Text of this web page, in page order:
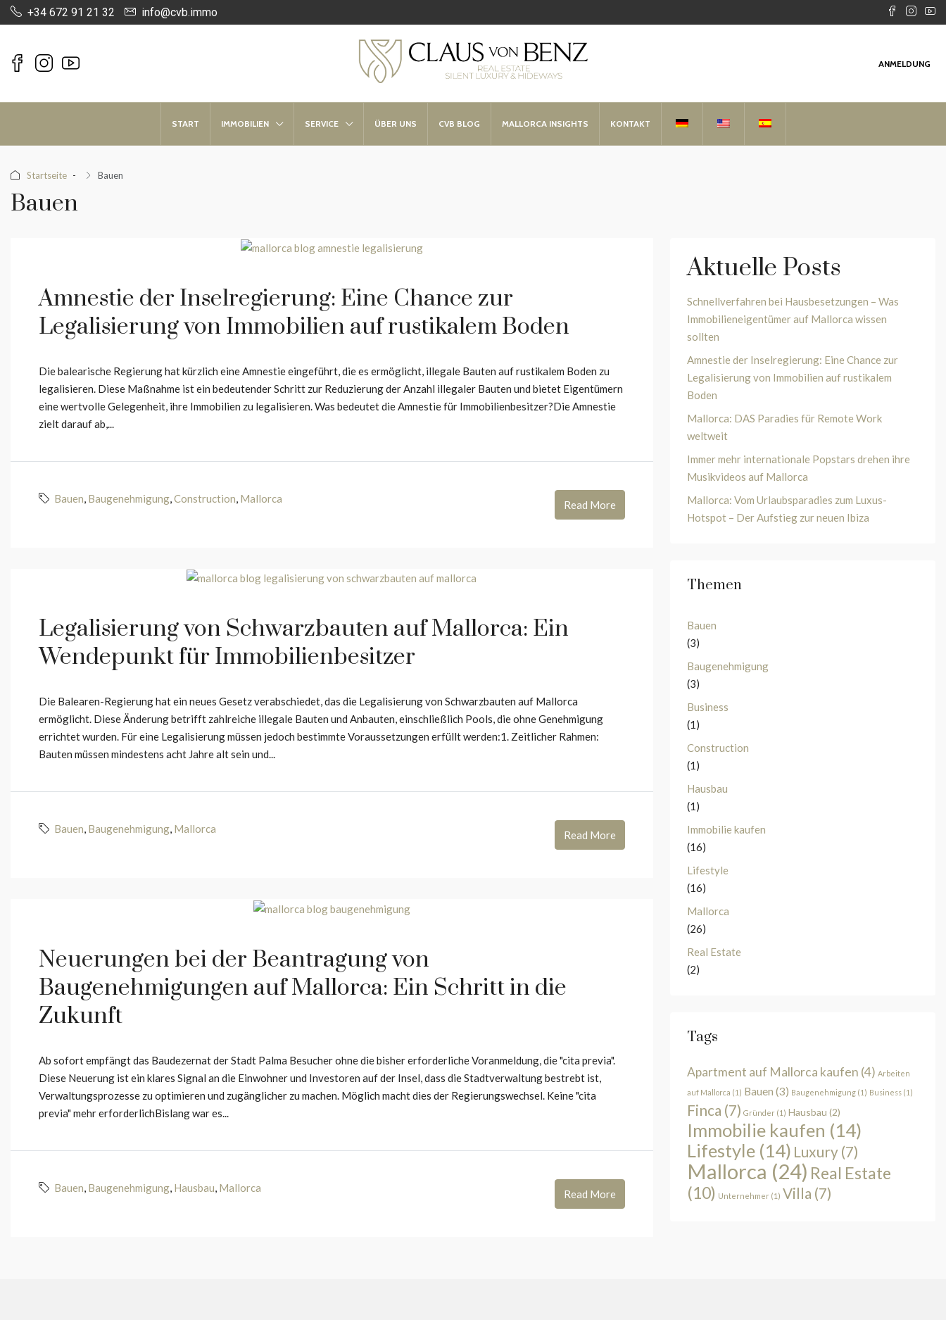
+34 672 91 21 32 info@cvb.immo
ANMELDUNG
START IMMOBILIEN SERVICE ÜBER UNS CVB BLOG MALLORCA INSIGHTS KONTAKT
Startseite Bauen
Bauen
Amnestie der Inselregierung: Eine Chance zur
Legalisierung von Immobilien auf rustikalem Boden
Die balearische Regierung hat kürzlich eine Amnestie eingeführt, die es ermöglicht, illegale Bauten auf rustikalem Boden zu
legalisieren. Diese Maßnahme ist ein bedeutender Schritt zur Reduzierung der Anzahl illegaler Bauten und bietet Eigentümern
eine wertvolle Gelegenheit, ihre Immobilien zu legalisieren. Was bedeutet die Amnestie für Immobilienbesitzer?Die Amnestie
zielt darauf ab,...
Bauen, Baugenehmigung,Construction, Mallorca Read More
Legalisierung von Schwarzbauten auf Mallorca: Ein
Wendepunkt für Immobilienbesitzer
Die Balearen-Regierung hat ein neues Gesetz verabschiedet, das die Legalisierung von Schwarzbauten auf Mallorca
ermöglicht. Diese Änderung betrifft zahlreiche illegale Bauten und Anbauten, einschließlich Pools, die ohne Genehmigung
errichtet wurden. Für eine Legalisierung müssen jedoch bestimmte Voraussetzungen erfüllt werden:1. Zeitlicher Rahmen:
Bauten müssen mindestens acht Jahre alt sein und...
Bauen, Baugenehmigung, Mallorca Read More
Neuerungen bei der Beantragung von
Baugenehmigungen auf Mallorca: Ein Schritt in die
Zukunft
Ab sofort empfängt das Baudezernat der Stadt Palma Besucher ohne die bisher erforderliche Voranmeldung, die "cita previa".
Diese Neuerung ist ein klares Signal an die Einwohner und Investoren auf der Insel, dass die Stadtverwaltung bestrebt ist,
Verwaltungsprozesse zu optimieren und zugänglicher zu machen. Möglich macht dies der Regierungswechsel. Keine "cita
previa" mehr erforderlichBislang war es...
Bauen, Baugenehmigung, Hausbau, Mallorca Read More
Aktuelle Posts
Schnellverfahren bei Hausbesetzungen – Was
Immobilieneigentümer auf Mallorca wissen
sollten
Amnestie der Inselregierung: Eine Chance zur
Legalisierung von Immobilien auf rustikalem
Boden
Mallorca: DAS Paradies für Remote Work
weltweit
Immer mehr internationale Popstars drehen ihre
Musikvideos auf Mallorca
Mallorca: Vom Urlaubsparadies zum Luxus-
Hotspot – Der Aufstieg zur neuen Ibiza
Themen
Bauen
(3)
Baugenehmigung
(3)
Business
(1)
Construction
(1)
Hausbau
(1)
Immobilie kaufen
(16)
Lifestyle
(16)
Mallorca
(26)
Real Estate
(2)
Tags
Apartment auf Mallorca kaufen (4) Arbeiten
auf Mallorca (1) Bauen (3) Baugenehmigung(1) Business(1)
Finca (7) Gründer(1) Hausbau (2)
Immobilie kaufen (14)
Lifestyle(14) Luxury(7)
Mallorca (24) Real Estate
(10) Unternehmer(1) Villa (7)